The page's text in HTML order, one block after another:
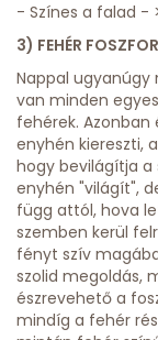
- Színes a falad -
3) FEHÉR
Nappal ugyanúgy
van minden
fehérek.
enyhén kiereszti,
hogy bevilágítja a
enyhén "világít",
függ attól, hova
szemben kerül
fényt szív
szolid megoldás,
észrevehető a
mindíg a fehér